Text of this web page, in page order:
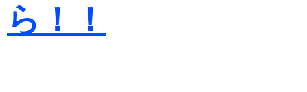
ら！！